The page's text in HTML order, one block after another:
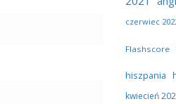
czerwiec
Flashscore
hiszpania
kwiecień